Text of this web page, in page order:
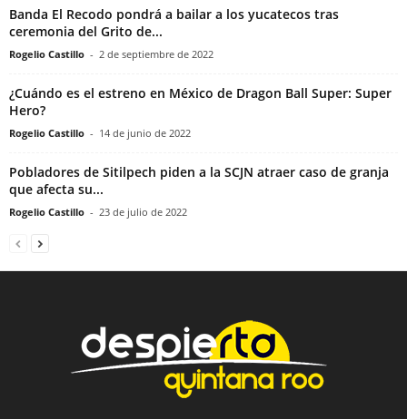
Banda El Recodo pondrá a bailar a los yucatecos tras
ceremonia del Grito de...
Rogelio Castillo - 2 de septiembre de 2022
¿Cuándo es el estreno en México de Dragon Ball Super: Super
Hero?
Rogelio Castillo - 14 de junio de 2022
Pobladores de Sitilpech piden a la SCJN atraer caso de granja
que afecta su...
Rogelio Castillo - 23 de julio de 2022